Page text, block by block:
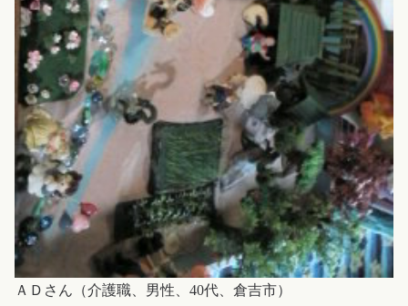
ＡＤさん（介護職、男性、40代、倉吉市）